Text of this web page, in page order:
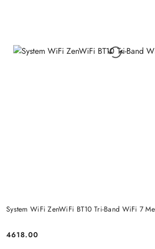
System WiFi ZenWiFi BT10 Tri-Band WiFi 7
Price:
4618.00